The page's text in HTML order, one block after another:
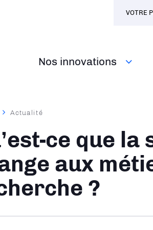
Nos innovations
VOTRE
Actualité
ce que
aux
?